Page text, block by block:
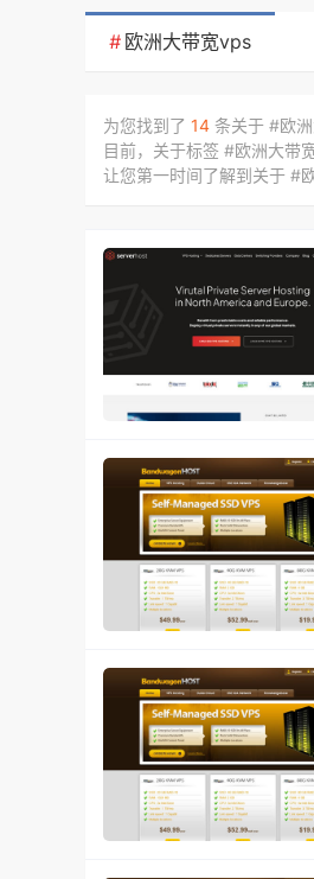
# 欧洲大带宽vps
为您找到了 14 条关于 #欧
目前，关于标签 #欧洲大带
让您第一时间了解到关于 #